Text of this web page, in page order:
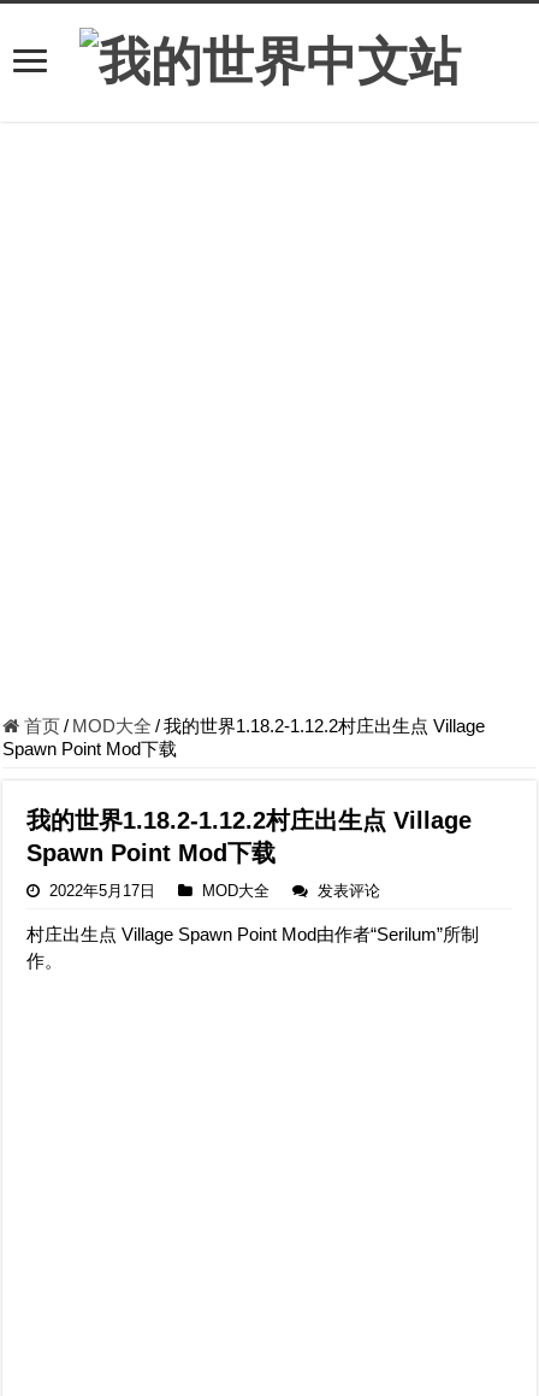
首页/ MOD大全 /我的世界1.18.2-1.12.2村庄出生点 Village
Spawn Point Mod下载
我的世界1.18.2-1.12.2村庄出生点 Village
Spawn Point Mod下载
2022年5月17日 MOD大全 发表评论
村庄出生点 Village Spawn Point Mod由作者“Serilum”所制
作。